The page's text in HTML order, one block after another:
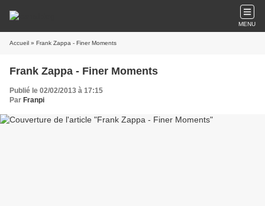
MENU
Accueil » Frank Zappa - Finer Moments
Frank Zappa - Finer Moments
Publié le 02/02/2013 à 17:15
Par Franpi